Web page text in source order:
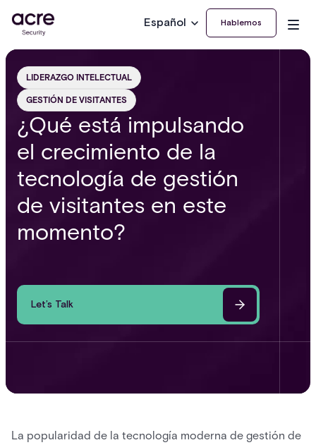
Español Hablemos
LIDERAZGO INTELECTUAL
GESTIÓN DE VISITANTES
¿Qué está impulsando
el crecimiento de la
tecnología de gestión
de visitantes en este
momento?
Let’s Talk
La popularidad de la tecnología moderna de gestión de